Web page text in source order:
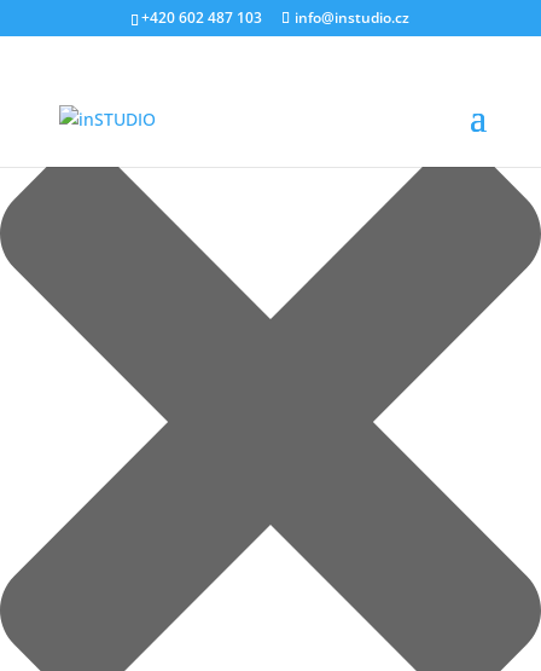
Spravovat Souhlas s cookies
+420 602 487 103 info@instudio.cz